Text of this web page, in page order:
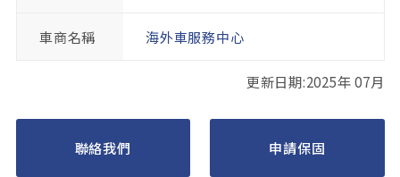
車商名稱 海外車服務中心
更新日期:2025年 07月
聯絡我們 申請保固